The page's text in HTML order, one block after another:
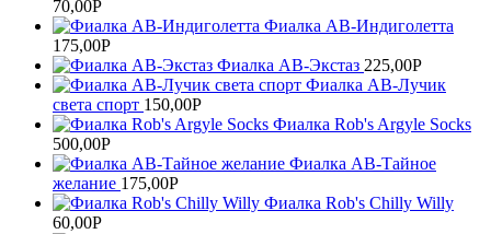
70,00Р
Фиалка АВ-Индиголетта
175,00Р
Фиалка АВ-Экстаз 225,00Р
Фиалка АВ-Лучик
света спорт 150,00Р
Фиалка Rob's Argyle Socks
500,00Р
Фиалка АВ-Тайное
желание 175,00Р
Фиалка Rob's Chilly Willy
60,00Р